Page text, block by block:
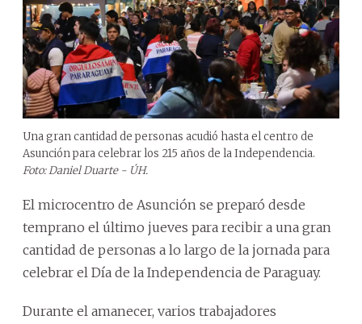
Una gran cantidad de personas acudió hasta el centro de
Asunción para celebrar los 215 años de la Independencia.
Foto: Daniel Duarte - ÚH.
El microcentro de Asunción se preparó desde
temprano el último jueves para recibir a una gran
cantidad de personas a lo largo de la jornada para
celebrar el Día de la Independencia de Paraguay.
Durante el amanecer, varios trabajadores